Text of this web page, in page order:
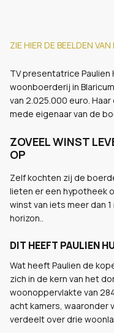
ZIE HIER DE BEELDEN
TV presentatrice
woonboerderij in
van 2.025.000 euro.
mede eigenaar van de
ZOVEEL WINST
OP
Zelf kochten zij de
lieten er een hypotheek
winst van iets meer dan
horizon..
DIT HEEFT PAULIEN
Wat heeft Paulien de
zich in de kern van het
woonoppervlakte van
acht kamers, waaronder
verdeelt over drie